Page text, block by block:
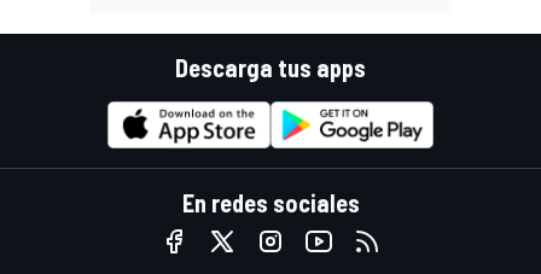
Descarga tus apps
En redes sociales